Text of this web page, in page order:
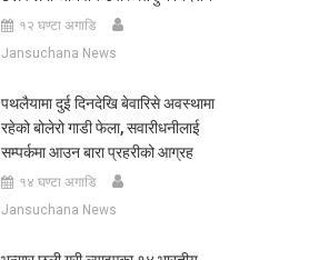
१२ घण्टा अगाडि
Jansuchana News
पथलैयामा दुई दिनदेखि बेवारिसे अवस्थामा
रहेको बोलेरो गाडी फेला, सवारीधनीलाई
सम्पर्कमा आउन बारा प्रहरीको आग्रह
१४ घण्टा अगाडि
Jansuchana News